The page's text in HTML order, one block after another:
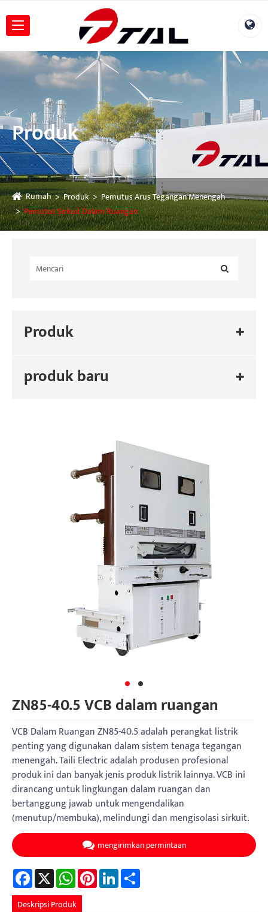
Produk
Rumah Produk
Pemutus Arus Tegangan Menengah
Pemutus Sirkuit Dalam Ruangan
Produk
produk baru
ZN85-40.5 VCB dalam ruangan
VCB Dalam Ruangan ZN85-40.5 adalah perangkat listrik
penting yang digunakan dalam sistem tenaga tegangan
menengah. Taili Electric adalah produsen profesional
produk ini dan banyak jenis produk listrik lainnya. VCB ini
dirancang untuk lingkungan dalam ruangan dan
bertanggung jawab untuk mengendalikan
(menutup/membuka), melindungi dan mengisolasi sirkuit.
mengirimkan permintaan
Facebook
X WhatsAppPinterestLinkedIn
Deskripsi Produk